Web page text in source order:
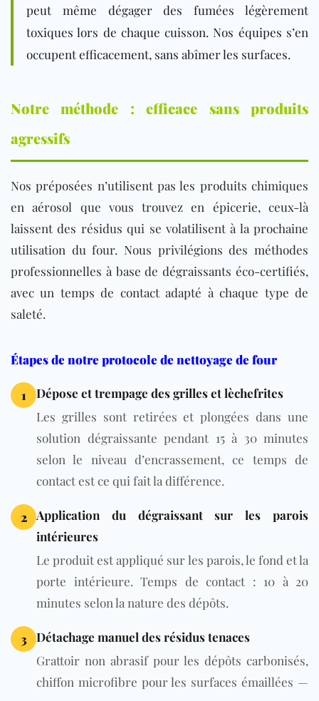
peut même dégager des fumées légèrement
toxiques lors de chaque cuisson. Nos équipes s’en
occupent efficacement, sans abîmer les surfaces.
Notre méthode : efficace sans produits
agressifs
Nos préposées n’utilisent pas les produits chimiques
en aérosol que vous trouvez en épicerie, ceux-là
laissent des résidus qui se volatilisent à la prochaine
utilisation du four. Nous privilégions des méthodes
professionnelles à base de dégraissants éco-certifiés,
avec un temps de contact adapté à chaque type de
saleté.
Étapes de notre protocole de nettoyage de four
1
Dépose et trempage des grilles et lèchefrites
Les grilles sont retirées et plongées dans une
solution dégraissante pendant 15 à 30 minutes
selon le niveau d’encrassement, ce temps de
contact est ce qui fait la différence.
2
Application du dégraissant sur les parois
intérieures
Le produit est appliqué sur les parois, le fond et la
porte intérieure. Temps de contact : 10 à 20
minutes selon la nature des dépôts.
3
Détachage manuel des résidus tenaces
Grattoir non abrasif pour les dépôts carbonisés,
chiffon microfibre pour les surfaces émaillées —